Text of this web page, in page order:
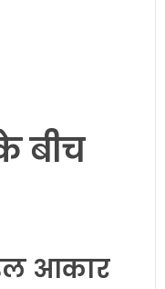
बीच
आकार